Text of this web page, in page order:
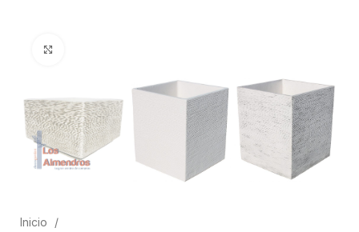
Inicio